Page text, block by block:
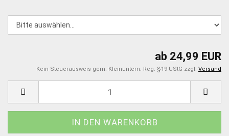
ab 24,99 EUR
Kein Steuerausweis gem. Kleinuntern.-Reg. §19 UStG zzgl. Versand